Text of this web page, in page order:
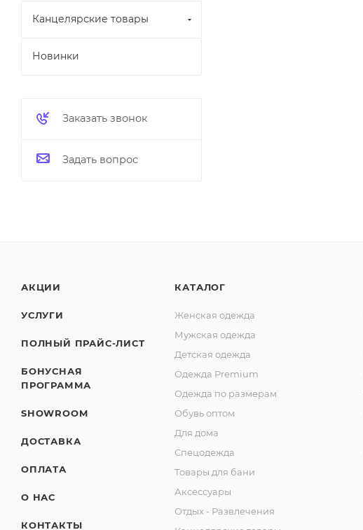
Канцелярские товары
Новинки
Заказать звонок
Задать вопрос
АКЦИИ
УСЛУГИ
ПОЛНЫЙ ПРАЙС-ЛИСТ
БОНУСНАЯ
ПРОГРАММА
SHOWROOM
ДОСТАВКА
ОПЛАТА
О НАС
КОНТАКТЫ
КАТАЛОГ
Женская одежда
Мужская одежда
Детская одежда
Одежда Premium
Одежда по размерам
Обувь оптом
Для дома
Спецодежда
Товары для бани
Аксессуары
Отдых - Развлечения